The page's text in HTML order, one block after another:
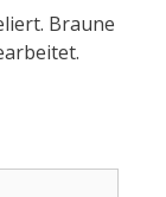
Braune